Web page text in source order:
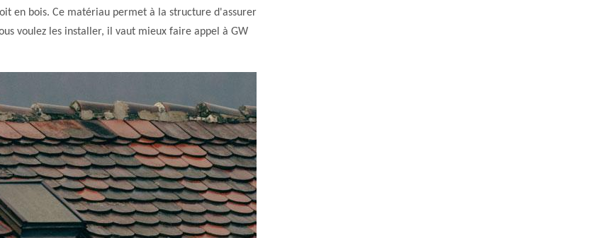
en bois. Ce matériau permet à la structure d'assurer
voulez les installer, il vaut mieux faire appel à GW